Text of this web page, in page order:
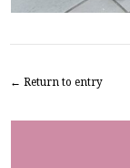
← Return to entry